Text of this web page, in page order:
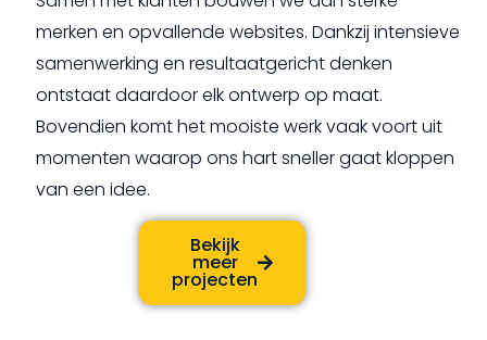
merken en opvallende websites. Dankzij intensieve
samenwerking en resultaatgericht denken
ontstaat daardoor elk ontwerp op maat.
Bovendien komt het mooiste werk vaak voort uit
momenten waarop ons hart sneller gaat kloppen
van een idee.
Bekijk
meer
projecten